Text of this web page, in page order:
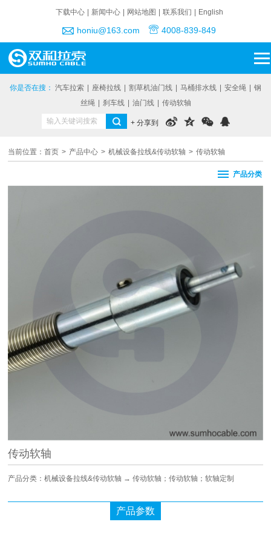
下载中心 新闻中心 网站地图 联系我们 English
honiu@163.com 4008-839-849
你是否在搜： 汽车拉索 座椅拉线 割草机油门线 马桶排水线 安全绳
钢
丝绳
刹车线 油门线 传动软轴
+ 分享到
产品分类
当前位置：首页 > 产品中心 > 机械设备拉线&传动软轴 > 传动软轴
传动软轴
产品分类：机械设备拉线&传动软轴 → 传动软轴；传动软轴；软轴定制
产品参数